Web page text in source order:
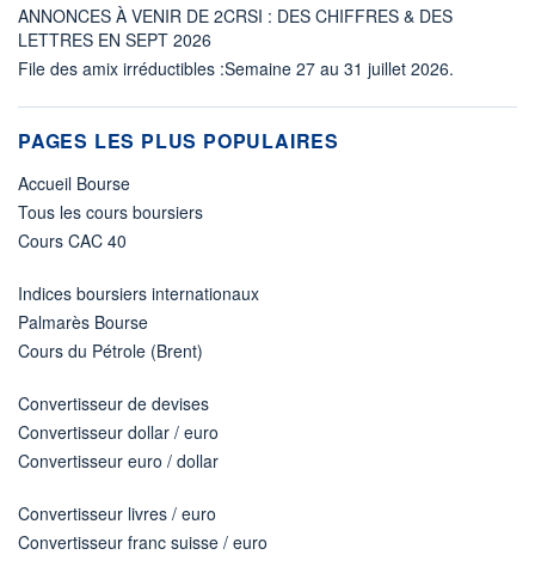
ANNONCES À VENIR DE 2CRSI : DES CHIFFRES & DES
LETTRES EN SEPT 2026
File des amix irréductibles :Semaine 27 au 31 juillet 2026.
PAGES LES PLUS POPULAIRES
Accueil Bourse
Tous les cours boursiers
Cours CAC 40
Indices boursiers internationaux
Palmarès Bourse
Cours du Pétrole (Brent)
Convertisseur de devises
Convertisseur dollar / euro
Convertisseur euro / dollar
Convertisseur livres / euro
Convertisseur franc suisse / euro